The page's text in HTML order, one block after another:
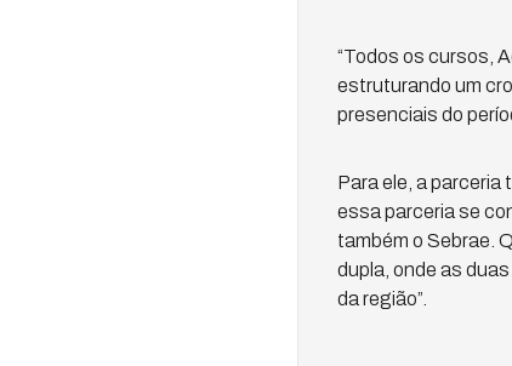
“Todos os cursos,
estruturando um
presenciais do
Para ele, a parceria
essa parceria se
também o Sebrae.
dupla, onde as
da região”.